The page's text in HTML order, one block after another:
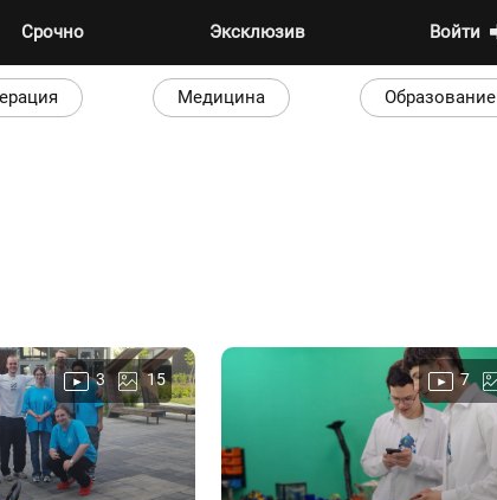
Срочно Эксклюзив Войти
Медицина Образование
3 15 7